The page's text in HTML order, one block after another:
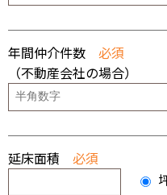
年間仲介件数 必須
（不動産会社の場合）
延床面積 必須